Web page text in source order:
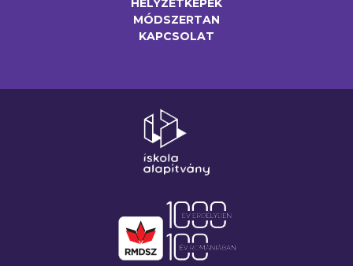
MÓDSZERTAN
KAPCSOLAT